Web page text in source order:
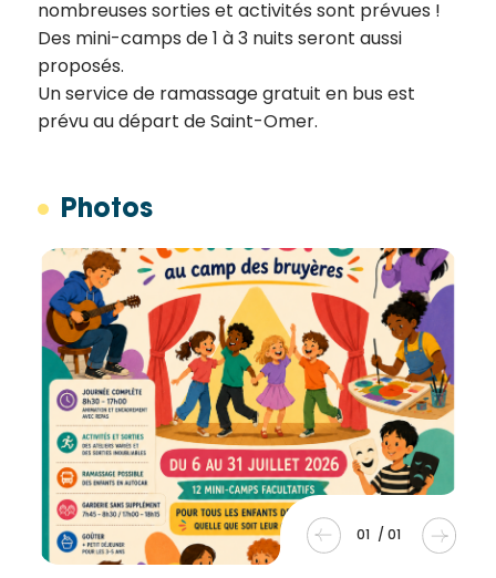
nombreuses sorties et activités sont prévues !
Des mini-camps de 1 à 3 nuits seront aussi
proposés.
Un service de ramassage gratuit en bus est
prévu au départ de Saint-Omer.
Photos
01 /01